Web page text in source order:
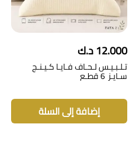
12.000د.ك
تـلـبـيـس لـحـاف فـايـا كـيـنـج
سـايـز 6 قطـع
إضافة إلى السلة